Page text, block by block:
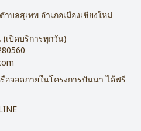
ตำบลสุเทพ อำเภอเมืองเชียงใหม่
(เปิดบริการทุกวัน)
อจอดภายในโครงการปันนา ได้ฟรี